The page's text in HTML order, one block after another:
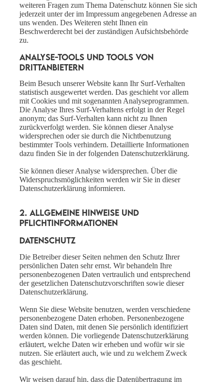
weiteren Fragen zum Thema Datenschutz können Sie sich
jederzeit unter der im Impressum angegebenen Adresse an
uns wenden. Des Weiteren steht Ihnen ein
Beschwerderecht bei der zuständigen Aufsichtsbehörde
zu.
Analyse-Tools und Tools von
Drittanbietern
Beim Besuch unserer Website kann Ihr Surf-Verhalten
statistisch ausgewertet werden. Das geschieht vor allem
mit Cookies und mit sogenannten Analyseprogrammen.
Die Analyse Ihres Surf-Verhaltens erfolgt in der Regel
anonym; das Surf-Verhalten kann nicht zu Ihnen
zurückverfolgt werden. Sie können dieser Analyse
widersprechen oder sie durch die Nichtbenutzung
bestimmter Tools verhindern. Detaillierte Informationen
dazu finden Sie in der folgenden Datenschutzerklärung.
Sie können dieser Analyse widersprechen. Über die
Widerspruchsmöglichkeiten werden wir Sie in dieser
Datenschutzerklärung informieren.
2. Allgemeine Hinweise und
Pflichtinformationen
Datenschutz
Die Betreiber dieser Seiten nehmen den Schutz Ihrer
persönlichen Daten sehr ernst. Wir behandeln Ihre
personenbezogenen Daten vertraulich und entsprechend
der gesetzlichen Datenschutzvorschriften sowie dieser
Datenschutzerklärung.
Wenn Sie diese Website benutzen, werden verschiedene
personenbezogene Daten erhoben. Personenbezogene
Daten sind Daten, mit denen Sie persönlich identifiziert
werden können. Die vorliegende Datenschutzerklärung
erläutert, welche Daten wir erheben und wofür wir sie
nutzen. Sie erläutert auch, wie und zu welchem Zweck
das geschieht.
Wir weisen darauf hin, dass die Datenübertragung im